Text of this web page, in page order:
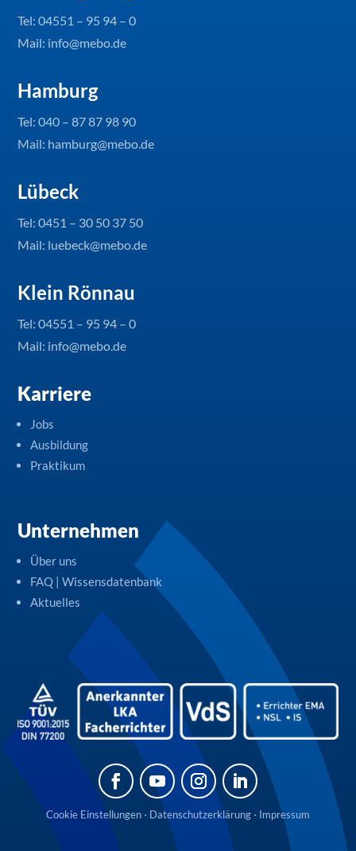
Tel:04551 – 95 94 – 0
Mail: info@mebo.de
Hamburg
Tel:040 – 87 87 98 90
Mail: hamburg@mebo.de
Lübeck
Tel:0451 – 30 50 37 50
Mail: luebeck@mebo.de
Klein Rönnau
Tel:04551 – 95 94 – 0
Mail: info@mebo.de
Karriere
Jobs
Ausbildung
Praktikum
Unternehmen
Über uns
FAQ | Wissensdatenbank
Aktuelles
Cookie Einstellungen ⋅ Datenschutzerklärung ⋅ Impressum